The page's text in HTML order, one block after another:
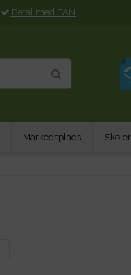
Betal med EAN
Markedsplads